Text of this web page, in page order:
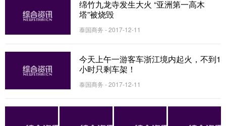
绵竹九龙寺发生大火 “亚洲第一高木
塔”被烧毁
泰国商务 - 2017-12-11
今天上午一游客车浙江境内起火，不到1
小时只剩车架！
泰国商务 - 2017-12-11